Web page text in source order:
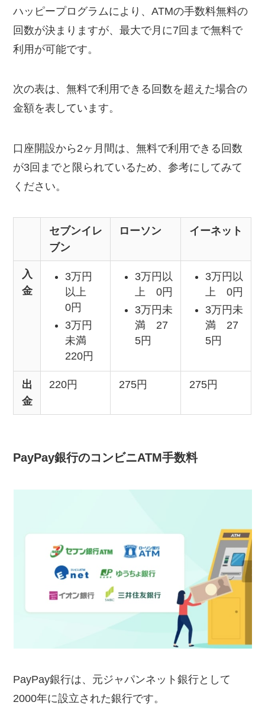
ハッピープログラムにより、ATMの手数料無料の
回数が決まりますが、最大で月に7回まで無料で
利用が可能です。
次の表は、無料で利用できる回数を超えた場合の
金額を表しています。
口座開設から2ヶ月間は、無料で利用できる回数
が3回までと限られているため、参考にしてみて
ください。
セブンイレ
ブン
ローソン イーネット
入
金
3万円
以上
0円
3万円
未満
220円
3万円以
上 0円
3万円未
満 27
5円
3万円以
上 0円
3万円未
満 27
5円
出
金
220円 275円 275円
PayPay銀行のコンビニATM手数料
PayPay銀行は、元ジャパンネット銀行として
2000年に設立された銀行です。